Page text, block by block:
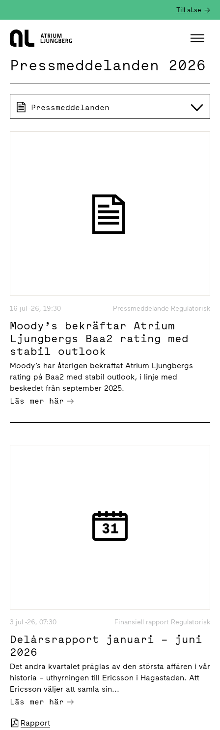
Till al.se
Hem
Pressmeddelanden 2026
Pressmeddelanden
16 jul -26, 19:30 Pressmeddelande Regulatorisk
Moody’s bekräftar Atrium
Ljungbergs Baa2 rating med
stabil outlook
Moody’s har återigen bekräftat Atrium Ljungbergs
rating på Baa2 med stabil outlook, i linje med
beskedet från september 2025.
Läs mer här
3 jul -26, 07:30 Finansiell rapport Regulatorisk
Delårsrapport januari – juni
2026
Det andra kvartalet präglas av den största affären i vår
historia – uthyrningen till Ericsson i Hagastaden. Att
Ericsson väljer att samla sin...
Läs mer här
Rapport